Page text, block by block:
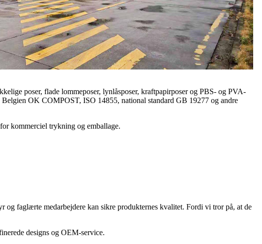
poser, flade lommeposer, lynlåsposer, kraftpapirposer og PBS- og PVA-
OK COMPOST, ISO 14855, national standard GB 19277 og andre
kommerciel trykning og emballage.
faglærte medarbejdere kan sikre produkternes kvalitet. Fordi vi tror på, at de
designs og OEM-service.